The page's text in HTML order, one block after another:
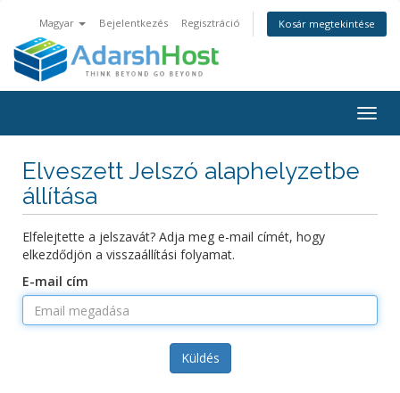
Magyar Bejelentkezés Regisztráció Kosár megtekintése
Elveszett Jelszó alaphelyzetbe
állítása
Elfelejtette a jelszavát? Adja meg e-mail címét, hogy
elkezdődjön a visszaállítási folyamat.
E-mail cím
Küldés